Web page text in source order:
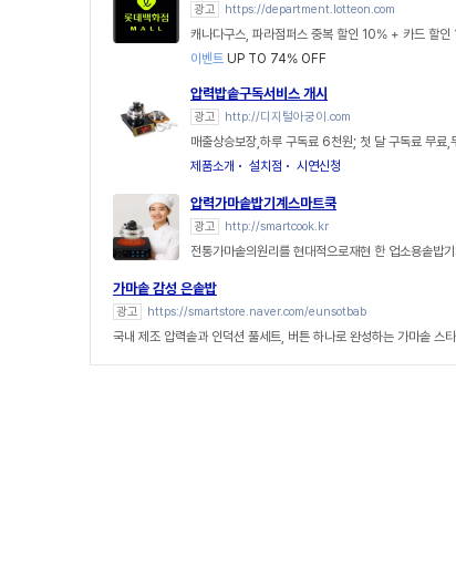
광고 https://department.lotteon.com
캐나다구스, 파라점퍼스 중복 할인 10% + 카드 할인
이벤트 UP TO 74% OFF
압력밥솥구독서비스 개시
광고 http://디지털아궁이.com
매출상승보장,하루 구독료 6천원; 첫 달 구독료 무료,
제품소개
설치점 시연신청
압력가마솥밥기계스마트쿡
광고 http://smartcook.kr
전통가마솥의원리를 현대적으로재현 한 업소용솥밥
가마솥 감성 은솥밥
광고 https://smartstore.naver.com/eunsotbab
국내 제조 압력솥과 인덕션 풀세트, 버튼 하나로 완성하는 가마솥 스